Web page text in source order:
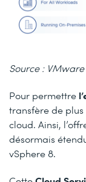
Source : VMware
Pour permettre
transfère de plus
cloud. Ainsi,
désormais
vSphere 8.